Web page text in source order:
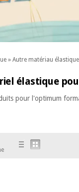
» Autre matériau élastique
élastique
pour l'optimum